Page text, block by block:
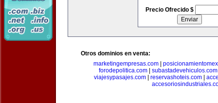
Precio Ofrecido $
Otros dominios en venta:
marketingempresas.com
forodepolitica.com| subastadevehiculos.com
viajesypasajes.com
reservashoteis.com